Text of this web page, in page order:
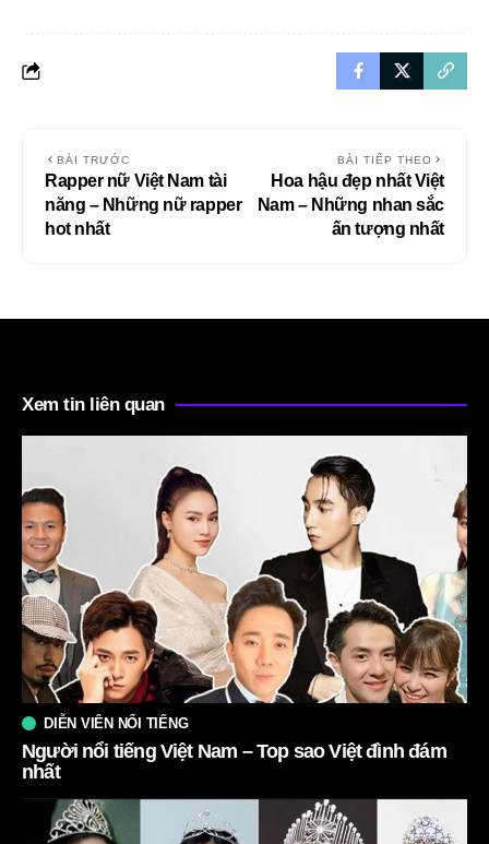
BÀI TRƯỚC
Rapper nữ Việt Nam tài
năng – Những nữ rapper
hot nhất
BÀI TIẾP THEO
Hoa hậu đẹp nhất Việt
Nam – Những nhan sắc
ấn tượng nhất
Xem tin liên quan
DIỄN VIÊN NỔI TIẾNG
Người nổi tiếng Việt Nam – Top sao Việt đình đám
nhất